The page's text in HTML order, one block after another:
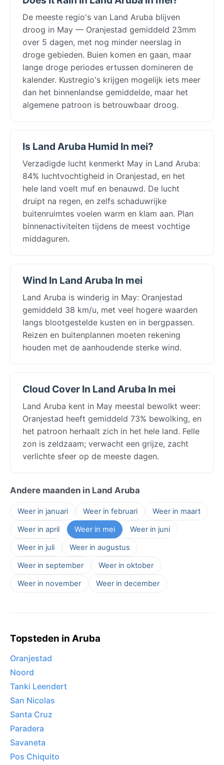
De meeste regio's van Land Aruba blijven
droog in May — Oranjestad gemiddeld 23mm
over 5 dagen, met nog minder neerslag in
droge gebieden. Buien komen en gaan, maar
lange droge periodes ertussen domineren de
kalender. Kustregio's krijgen mogelijk iets meer
dan het binnenlandse gemiddelde, maar het
algemene patroon is betrouwbaar droog.
Is Land Aruba Humid In mei?
Verzadigde lucht kenmerkt May in Land Aruba:
84% luchtvochtigheid in Oranjestad, en het
hele land voelt muf en benauwd. De lucht
druipt na regen, en zelfs schaduwrijke
buitenruimtes voelen warm en klam aan. Plan
binnenactiviteiten tijdens de meest vochtige
middaguren.
Wind In Land Aruba In mei
Land Aruba is winderig in May: Oranjestad
gemiddeld 38 km/u, met veel hogere waarden
langs blootgestelde kusten en in bergpassen.
Reizen en buitenplannen moeten rekening
houden met de aanhoudende sterke wind.
Cloud Cover In Land Aruba In mei
Land Aruba kent in May meestal bewolkt weer:
Oranjestad heeft gemiddeld 73% bewolking, en
het patroon herhaalt zich in het hele land. Felle
zon is zeldzaam; verwacht een grijze, zacht
verlichte sfeer op de meeste dagen.
Andere maanden in Land Aruba
Weer in januari Weer in februari
Weer in maart
Weer in april
Weer in mei
Weer in juni
Weer in juli
Weer in augustus
Weer in september
Weer in oktober
Weer in november
Weer in december
Topsteden in Aruba
Oranjestad
Noord
Tanki Leendert
San Nicolas
Santa Cruz
Paradera
Savaneta
Pos Chiquito